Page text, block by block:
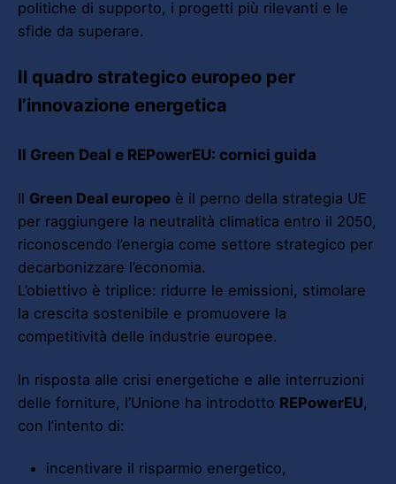
politiche di supporto, i progetti più rilevanti e le
sfide da superare.
Il quadro strategico europeo per
l’innovazione energetica
Il Green Deal e REPowerEU: cornici guida
Il Green Deal europeo è il perno della strategia UE
per raggiungere la neutralità climatica entro il 2050,
riconoscendo l’energia come settore strategico per
decarbonizzare l’economia.
L’obiettivo è triplice: ridurre le emissioni, stimolare
la crescita sostenibile e promuovere la
competitività delle industrie europee.
In risposta alle crisi energetiche e alle interruzioni
delle forniture, l’Unione ha introdotto REPowerEU,
con l’intento di:
incentivare il risparmio energetico,